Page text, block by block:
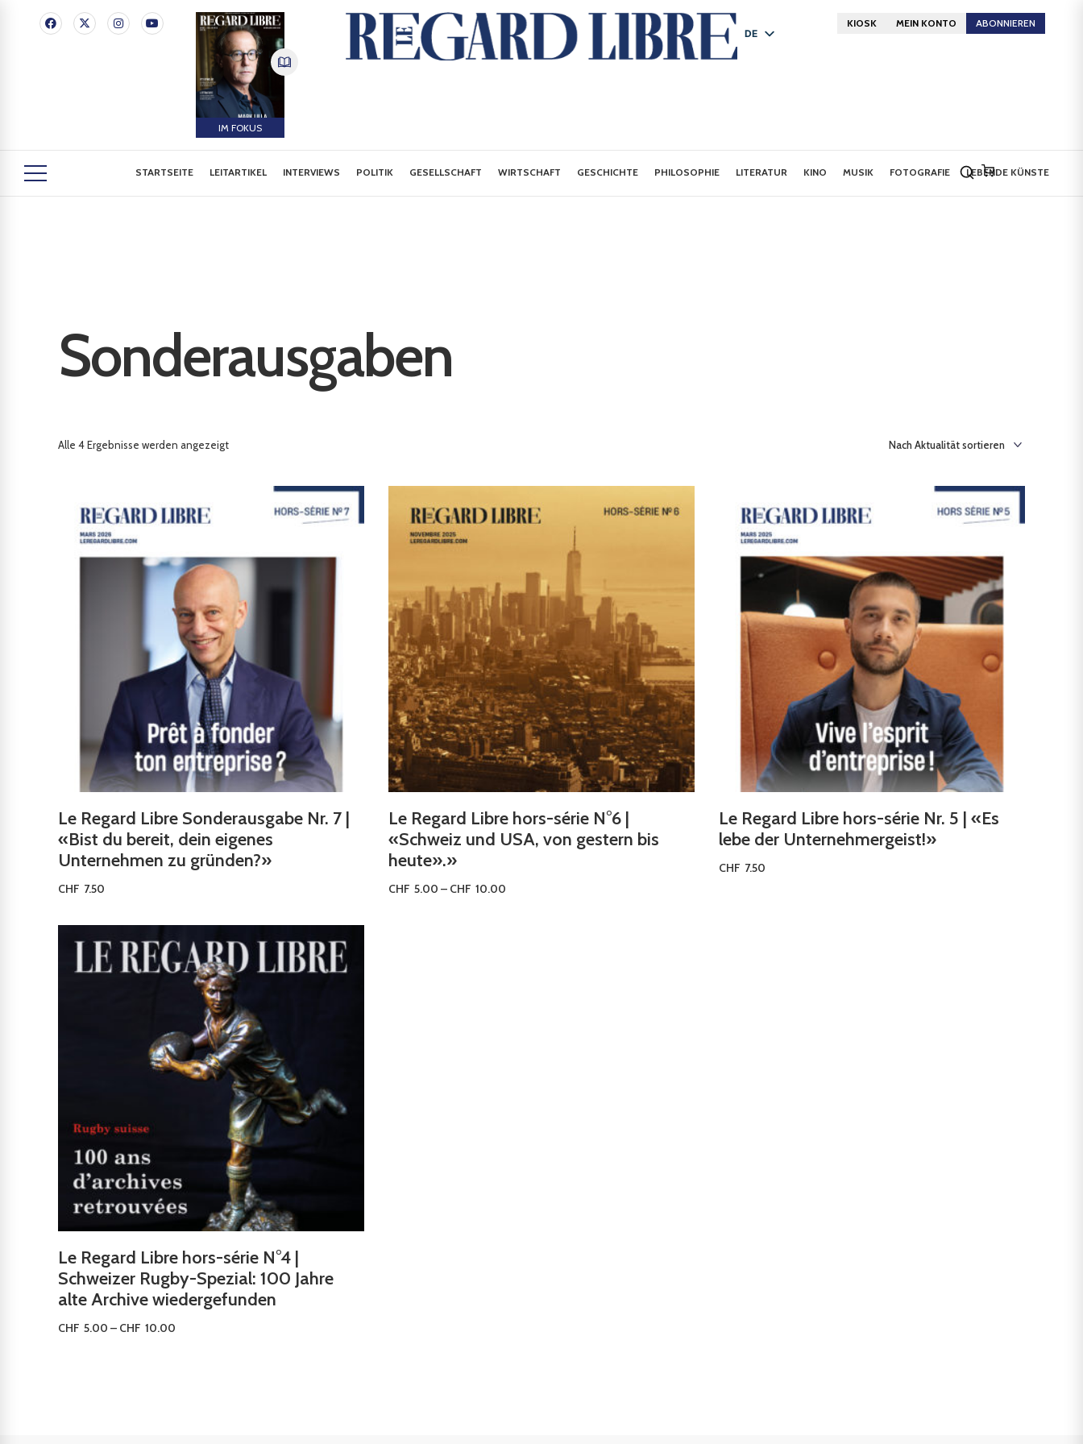
IM FOKUS
DE
KIOSK MEIN KONTO ABONNIEREN
STARTSEITE LEITARTIKEL INTERVIEWS POLITIK GESELLSCHAFT WIRTSCHAFT GESCHICHTE PHILOSOPHIE LITERATUR KINO MUSIK FOTOGRAFIE LEBENDE KÜNSTE
Sonderausgaben
Alle 4 Ergebnisse werden angezeigt
Le Regard Libre Sonderausgabe Nr. 7 |
«Bist du bereit, dein eigenes
Unternehmen zu gründen?»
CHF 7.50
Le Regard Libre hors-série N°6 |
«Schweiz und USA, von gestern bis
heute».»
CHF 5.00 – CHF 10.00
Le Regard Libre hors-série Nr. 5 | «Es
lebe der Unternehmergeist!»
CHF 7.50
Le Regard Libre hors-série N°4 |
Schweizer Rugby-Spezial: 100 Jahre
alte Archive wiedergefunden
CHF 5.00 – CHF 10.00